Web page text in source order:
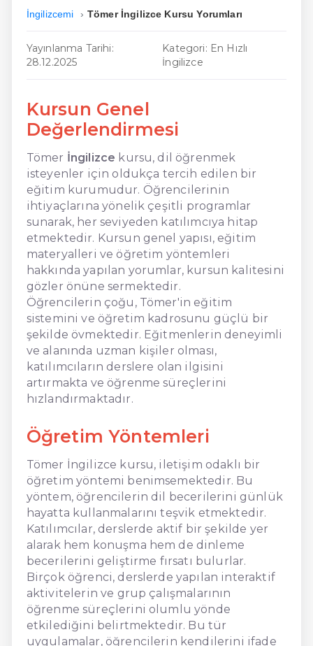
En Uygun İngilizce
İngilizcemi Tömer İngilizce Kursu Yorumları
Yayınlanma Tarihi:
28.12.2025
Kategori: En Hızlı
İngilizce
Kursun Genel
Değerlendirmesi
Tömer İngilizce kursu, dil öğrenmek
isteyenler için oldukça tercih edilen bir
eğitim kurumudur. Öğrencilerinin
ihtiyaçlarına yönelik çeşitli programlar
sunarak, her seviyeden katılımcıya hitap
etmektedir. Kursun genel yapısı, eğitim
materyalleri ve öğretim yöntemleri
hakkında yapılan yorumlar, kursun kalitesini
gözler önüne sermektedir.
Öğrencilerin çoğu, Tömer'in eğitim
sistemini ve öğretim kadrosunu güçlü bir
şekilde övmektedir. Eğitmenlerin deneyimli
ve alanında uzman kişiler olması,
katılımcıların derslere olan ilgisini
artırmakta ve öğrenme süreçlerini
hızlandırmaktadır.
Öğretim Yöntemleri
Tömer İngilizce kursu, iletişim odaklı bir
öğretim yöntemi benimsemektedir. Bu
yöntem, öğrencilerin dil becerilerini günlük
hayatta kullanmalarını teşvik etmektedir.
Katılımcılar, derslerde aktif bir şekilde yer
alarak hem konuşma hem de dinleme
becerilerini geliştirme fırsatı bulurlar.
Birçok öğrenci, derslerde yapılan interaktif
aktivitelerin ve grup çalışmalarının
öğrenme süreçlerini olumlu yönde
etkilediğini belirtmektedir. Bu tür
uygulamalar, öğrencilerin kendilerini ifade